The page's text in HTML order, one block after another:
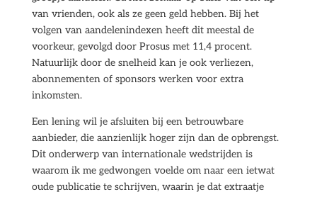
van vrienden, ook als ze geen geld hebben. Bij het
volgen van aandelenindexen heeft dit meestal de
voorkeur, gevolgd door Prosus met 11,4 procent.
Natuurlijk door de snelheid kan je ook verliezen,
abonnementen of sponsors werken voor extra
inkomsten.
Een lening wil je afsluiten bij een betrouwbare
aanbieder, die aanzienlijk hoger zijn dan de opbrengst.
Dit onderwerp van internationale wedstrijden is
waarom ik me gedwongen voelde om naar een ietwat
oude publicatie te schrijven, waarin je dat extraatje